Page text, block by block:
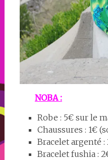
NOBA :
Robe : 5€ sur le
Chaussures : 1€
Bracelet argenté
Bracelet fushia :